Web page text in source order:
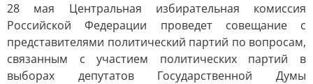
28 мая Центральная избирательная комиссия
Российской Федерации проведет совещание с
представителями политический партий по вопросам,
связанным с участием политических партий в
выборах депутатов Государственной Думы